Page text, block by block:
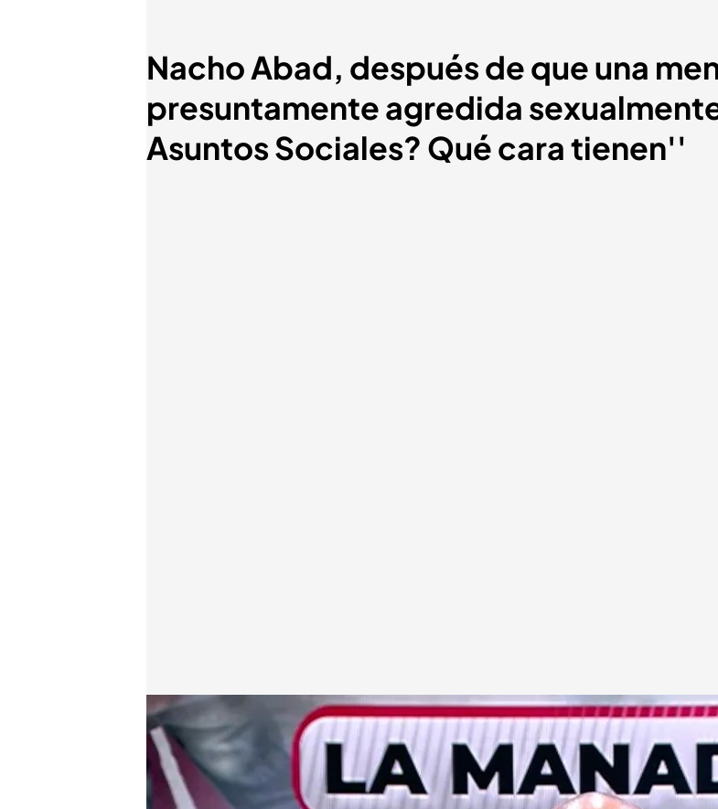
Nacho Abad, después de que una
presuntamente agredida
Asuntos Sociales? Qué cara tienen''
Nacho Abad
En boca de todos
26 JUN 2024 - 14:48h.